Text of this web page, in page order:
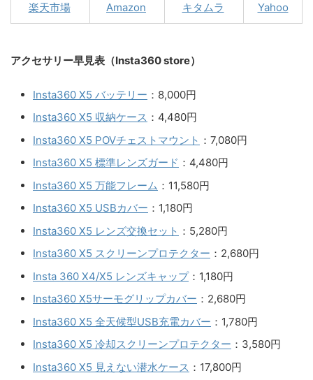
楽天市場 Amazon キタムラ Yahoo
アクセサリー早見表（Insta360 store）
Insta360 X5 バッテリー ：8,000円
Insta360 X5 収納ケース ：4,480円
Insta360 X5 POVチェストマウント ：7,080円
Insta360 X5 標準レンズガード ：4,480円
Insta360 X5 万能フレーム ：11,580円
Insta360 X5 USBカバー ：1,180円
Insta360 X5 レンズ交換セット ：5,280円
Insta360 X5 スクリーンプロテクター ：2,680円
Insta 360 X4/X5 レンズキャップ：1,180円
Insta360 X5サーモグリップカバー ：2,680円
Insta360 X5 全天候型USB充電カバー ：1,780円
Insta360 X5 冷却スクリーンプロテクター ：3,580円
Insta360 X5 見えない潜水ケース ：17,800円